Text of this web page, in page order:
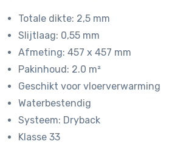
€ 43,95.€ 37,95.
Totale dikte: 2,5 mm
Slijtlaag: 0,55 mm
Afmeting: 457 x 457 mm
Pakinhoud: 2.0 m²
Geschikt voor vloerverwarming
Waterbestendig
Systeem: Dryback
Klasse 33